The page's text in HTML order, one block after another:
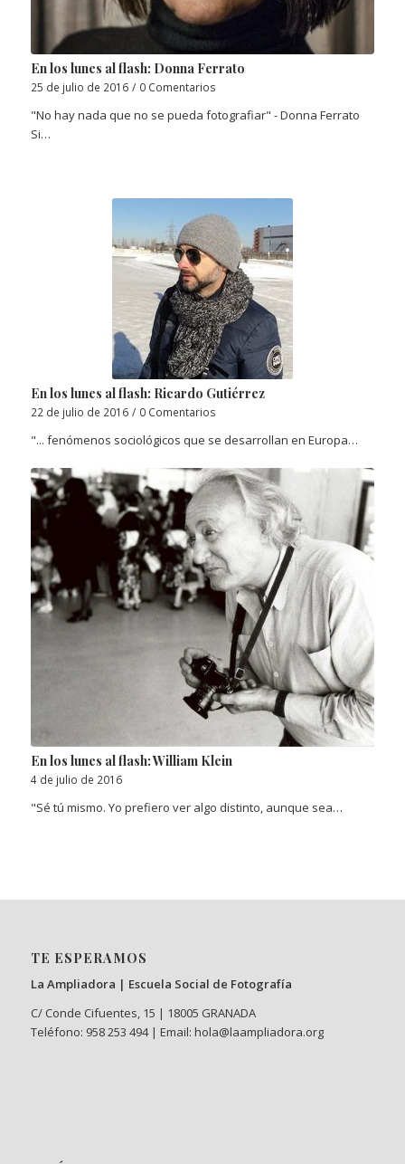
En los lunes al flash: Donna Ferrato
25 de julio de 2016 / 0 Comentarios
"No hay nada que no se pueda fotografiar" - Donna Ferrato
Si…
En los lunes al flash: Ricardo Gutiérrez
22 de julio de 2016 / 0 Comentarios
"... fenómenos sociológicos que se desarrollan en Europa…
En los lunes al flash: William Klein
4 de julio de 2016
"Sé tú mismo. Yo prefiero ver algo distinto, aunque sea…
TE ESPERAMOS
La Ampliadora | Escuela Social de Fotografía
C/ Conde Cifuentes, 15 | 18005 GRANADA
Teléfono: 958 253 494 | Email: hola@laampliadora.org